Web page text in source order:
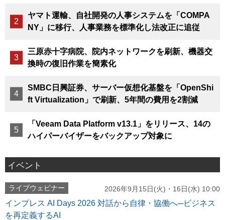
ヤマト運輸、自社開発の人事システムを「COMPA
NY」に移行、人事業務を標準化し法改正に追従
三原赤十字病院、院内ネットワークを刷新、機器交
換時の復旧作業を簡素化
SMBC日興証券、サーバー仮想化基盤を「OpenShi
ft Virtualization」で刷新、5年間の費用を2割減
「Veeam Data Platform v13.1」をリリース、14の
ハイパーバイザーをバックアップ対象に
イベント
ライブウェビナー 2026年9月15日(火)・16日(水) 10:00
インプレス AI Days 2026 対話から自律・協働へ─ビジネス
を再定義するAI